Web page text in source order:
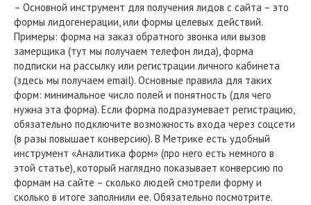
– Основной инструмент для получения лидов с сайта – это
формы лидогенерации, или формы целевых действий.
Примеры: форма на заказ обратного звонка или вызов
замерщика (тут мы получаем телефон лида), форма
подписки на рассылку или регистрации личного кабинета
(здесь мы получаем email). Основные правила для таких
форм: минимальное число полей и понятность (для чего
нужна эта форма). Если форма подразумевает регистрацию,
обязательно подключите возможность входа через соцсети
(в разы повышает конверсию). В Метрике есть удобный
инструмент «Аналитика форм» (про него есть немного в
этой статье), который наглядно показывает конверсию по
формам на сайте – сколько людей смотрели форму и
сколько в итоге заполнили ее. Обязательно посмотрите.